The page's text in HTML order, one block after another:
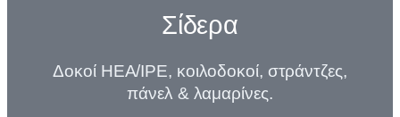
Σίδερα
Δοκοί HEA/IPE, κοιλοδοκοί, στράντζες,
πάνελ & λαμαρίνες.